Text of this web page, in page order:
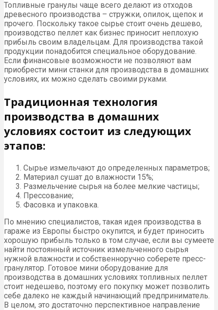
Топливные гранулы чаще всего делают из отходов
древесного производства – стружки, опилок, щепок и
прочего. Поскольку такое сырье стоит очень дешево,
производство пеллет как бизнес приносит неплохую
прибыль своим владельцам. Для производства такой
продукции понадобится специальное оборудование.
Если финансовые возможности не позволяют вам
приобрести мини станки для производства в домашних
условиях, их можно сделать своими руками.
Традиционная технология
производства в домашних
условиях состоит из следующих
этапов:
Сырье измельчают до определенных параметров;
Материал сушат до влажности 15%;
Размельчение сырья на более мелкие частицы;
Прессование;
Фасовка и упаковка.
По мнению специалистов, такая идея производства в
гараже из Европы быстро окупится, и будет приносить
хорошую прибыль только в том случае, если вы сумеете
найти постоянный источник измельченного сырья
нужной влажности и собственноручно соберете пресс-
гранулятор. Готовое мини оборудование для
производства в домашних условиях топливных пеллет
стоит недешево, поэтому его покупку может позволить
себе далеко не каждый начинающий предприниматель.
В целом, это достаточно перспективное направление